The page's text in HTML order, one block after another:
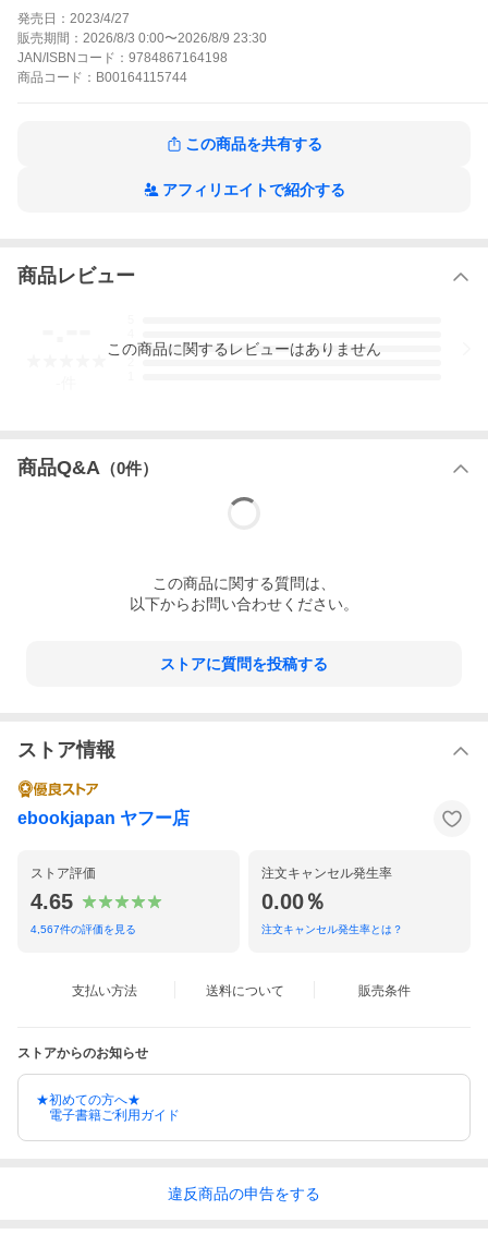
こで出会えたのは瀕死の重傷を負う小さなフェンリルだった…。
可愛い愛犬と今日も目指せ、異世界スローライフ!WEBコミック誌
「コミックライド2022年9月号〜2023年3月号」同単話版14話〜2
0話までを収録しています。
異世界転移したら愛犬が最強になりました 〜シルバーフェンリル
発売日： 2023/4/27
販売期間： 2026/8/3 0:00〜2026/8/9 23:30
JAN/ISBNコード： 9784867164198
商品 コード： B00164115744
この商品を共有する
アフィリエイトで紹介する
商品レビュー
3
この商品に関するレビューはありません
商品Q&A （0件）
この商品に関する質問は、
以下からお問い合わせください。
ストアに質問を投稿する
ストア情報
ebookjapan ヤフー店
ストア評価
4.65
4,567件の評価を見る
注文キャンセル発生率
0.00％
注文キャンセル発生率とは？
支払い方法 送料について 販売条件
ストアからのお知らせ
★初めての方へ★
電子書籍ご利用ガイド
違反商品の申告をする